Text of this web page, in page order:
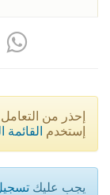
إحذر من
إستخدم القائمة
يجب عليك